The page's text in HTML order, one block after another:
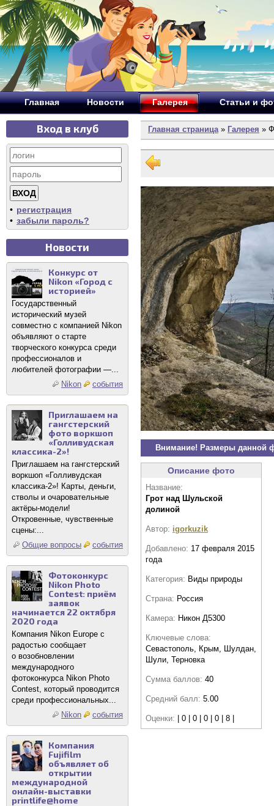
Главная Новости Галерея Статьи и
Вход в клуб
• регистрация
• забыли пароль?
Новости
Конкурс от
Nikon «Город с
историей»
Государственный
исторический музей
совместно с компанией Nikon
объявляют о старте
творческого конкурса среди
профессионалов и
любителей фотографии —...
Nikon
события
Приглашаем на
гангстерский
фото воркшоп
«Голливудская
классика-2»!
Приглашаем на гангстерский
воркшоп «Голливудская
классика-2»! Карты, деньги,
стволы и очаровательные
актёры-модели!
Откровенные, чувственные
сцены:...
Общие вопросы
события
Фотоконкурс
Nikon Photo
Contest: приём
заявок
начинается 22 октября
2020 года
Компания Nikon Europe с
радостью сообщает
о возобновлении
международного
фотоконкурса Nikon Photo
Contest, который проводится
среди профессиональных...
Nikon
события
Компания
Fujifilm
объявляет об
открытии
международной
онлайн-выставки
printlife@home
Главная страница» Галерея »
Внимание! Размеры данной
Описание фото
Название:
Грот над Шульской
долиной
Автор: igorkuzik
Добавлено: 17 февраля 2015
года
Категория: Виды природы
Страна: Россия
Камера: Никон Д5300
Ключевые слова:
Севастополь, Крым, Шулдан,
Шули, Терновка
Сумма баллов: 40
Средний балл: 5.00
Оценки: | 0 | 0 | 0 | 0 | 8 |